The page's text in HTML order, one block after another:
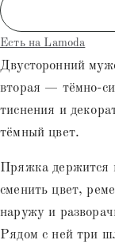
Есть на Lamoda
Двусторонний
вторая — тёмно-
тиснения и
тёмный цвет.
Пряжка держится
сменить цвет,
наружу и
Рядом с ней три